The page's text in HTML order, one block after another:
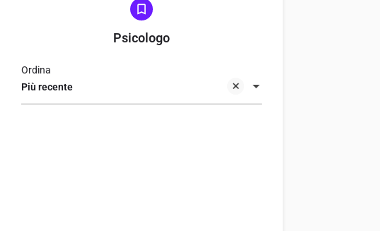
Psicologo
Più recente
Ordina